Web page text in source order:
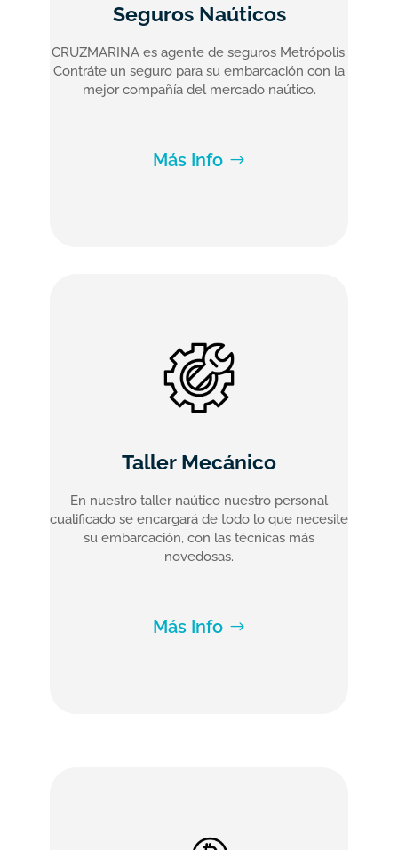
Seguros Naúticos
CRUZMARINA es agente de seguros Metrópolis.
Contráte un seguro para su embarcación con la
mejor compañía del mercado naútico.
Más Info
Taller Mecánico
En nuestro taller naútico nuestro personal
cualificado se encargará de todo lo que necesite
su embarcación, con las técnicas más
novedosas.
Más Info